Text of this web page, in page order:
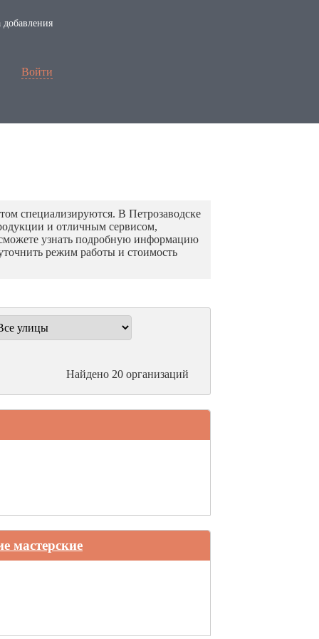
Войти
специализируются. В Петрозаводске
и отличным сервисом,
узнать подробную информацию
режим работы и стоимость
Найдено 20 организаций
мастерские